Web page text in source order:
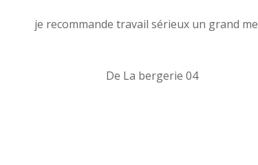
je recommande travail sérieux un grand
De La bergerie 04